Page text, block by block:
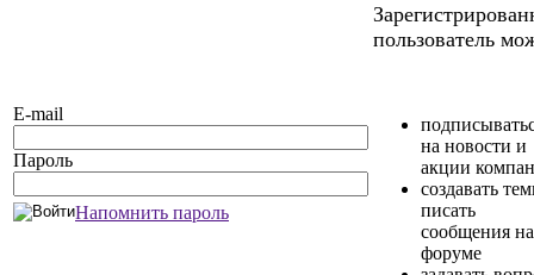
E-mail
Пароль
Напомнить пароль
пользователь
на новости и
акции
создавать
писать
сообщения на
форуме